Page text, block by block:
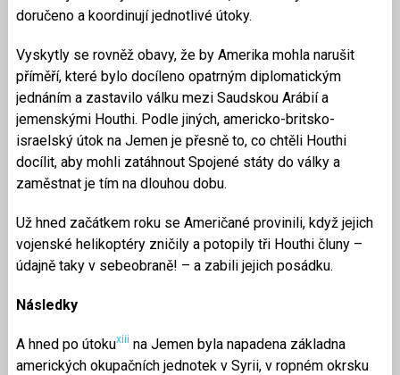
doručeno a koordinují jednotlivé útoky.
Vyskytly se rovněž obavy, že by Amerika mohla narušit
příměří, které bylo docíleno opatrným diplomatickým
jednáním a zastavilo válku mezi Saudskou Arábií a
jemenskými Houthi. Podle jiných, americko-britsko-
israelský útok na Jemen je přesně to, co chtěli Houthi
docílit, aby mohli zatáhnout Spojené státy do války a
zaměstnat je tím na dlouhou dobu.
Už hned začátkem roku se Američané provinili, když jejich
vojenské helikoptéry zničily a potopily tři Houthi čluny –
údajně taky v sebeobraně! – a zabili jejich posádku.
Následky
A hned po útokuxiii na Jemen byla napadena základna
amerických okupačních jednotek v Syrii, v ropném okrsku